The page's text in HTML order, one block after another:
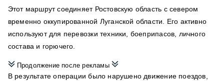
Этот маршрут соединяет Ростовскую область с севером
временно оккупированной Луганской области. Его активно
используют для перевозки техники, боеприпасов, личного
состава и горючего.
Продолжение после рекламы
В результате операции было нарушено движение поездов,